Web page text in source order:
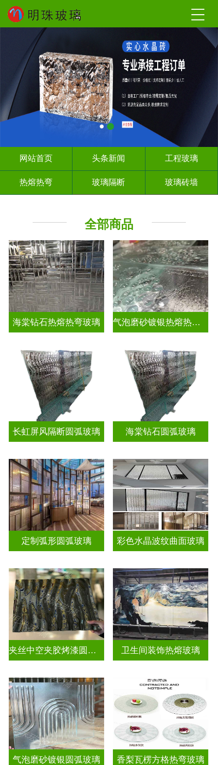
网站首页 头条新闻 工程玻璃
热熔热弯 玻璃隔断 玻璃砖墙
全部商品
海棠钻石热熔热弯玻璃 气泡磨砂镀银热熔热弯玻璃
长虹屏风隔断圆弧玻璃 海棠钻石圆弧玻璃
定制弧形圆弧玻璃 彩色水晶波纹曲面玻璃
夹丝中空夹胶烤漆圆弧玻璃 卫生间装饰热熔玻璃
气泡磨砂镀银圆弧玻璃 香梨瓦楞方格热弯玻璃